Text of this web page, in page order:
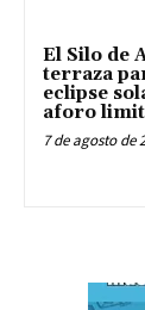
El Silo de
terraza
eclipse
aforo
7 de agosto de